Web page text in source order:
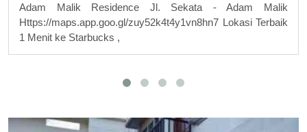
Adam Malik Residence Jl. Sekata - Adam Malik
Https://maps.app.goo.gl/zuy52k4t4y1vn8hn7 Lokasi Terbaik
1 Menit ke Starbucks ,